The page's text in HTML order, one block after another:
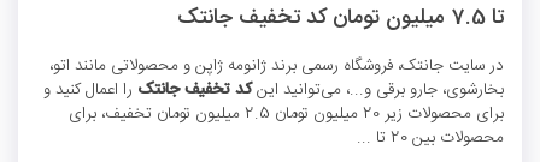
تا 7.5 میلیون تومان کد تخفیف جانتک
در سایت جانتک، فروشگاه رسمی برند ژانومه ژاپن و محصولاتی مانند اتو،
بخارشوی، جارو برقی و...، می‌توانید اینکد تخفیف جانتک را اعمال کنید و
برای محصولات زیر 20 میلیون تومان 2.5 میلیون تومان تخفیف، برای
محصولات بین 20 تا ...